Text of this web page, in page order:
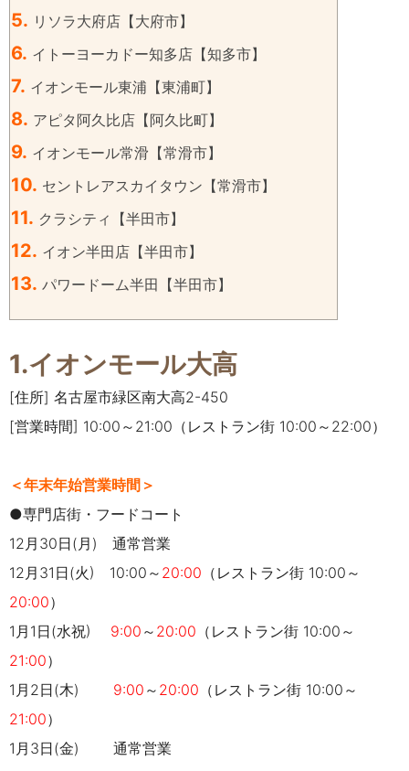
5. リソラ大府店【大府市】
6. イトーヨーカドー知多店【知多市】
7. イオンモール東浦【東浦町】
8. アピタ阿久比店【阿久比町】
9. イオンモール常滑【常滑市】
10. セントレアスカイタウン【常滑市】
11. クラシティ【半田市】
12. イオン半田店【半田市】
13. パワードーム半田【半田市】
1.イオンモール大高
[住所] 名古屋市緑区南大高2-450
[営業時間] 10:00～21:00（レストラン街 10:00～22:00）
＜年末年始営業時間＞
●専門店街・フードコート
12月30日(月) 通常営業
12月31日(火) 10:00～ 20:00 （レストラン街 10:00～
20:00）
1月1日(水祝) 9:00 ～ 20:00 （レストラン街 10:00～
21:00）
1月2日(木) 9:00 ～ 20:00 （レストラン街 10:00～
21:00）
1月3日(金) 通常営業